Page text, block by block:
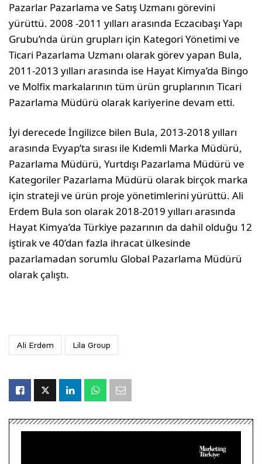
Pazarlar Pazarlama ve Satış Uzmanı görevini
yürüttü. 2008 -2011 yılları arasında Eczacıbaşı Yapı
Grubu’nda ürün grupları için Kategori Yönetimi ve
Ticari Pazarlama Uzmanı olarak görev yapan Bula,
2011-2013 yılları arasında ise Hayat Kimya’da Bingo
ve Molfix markalarının tüm ürün gruplarının Ticari
Pazarlama Müdürü olarak kariyerine devam etti.
İyi derecede İngilizce bilen Bula, 2013-2018 yılları
arasında Evyap’ta sırası ile Kıdemli Marka Müdürü,
Pazarlama Müdürü, Yurtdışı Pazarlama Müdürü ve
Kategoriler Pazarlama Müdürü olarak birçok marka
için strateji ve ürün proje yönetimlerini yürüttü. Ali
Erdem Bula son olarak 2018-2019 yılları arasında
Hayat Kimya’da Türkiye pazarının da dahil olduğu 12
iştirak ve 40’dan fazla ihracat ülkesinde
pazarlamadan sorumlu Global Pazarlama Müdürü
olarak çalıştı.
Ali Erdem Lila Group